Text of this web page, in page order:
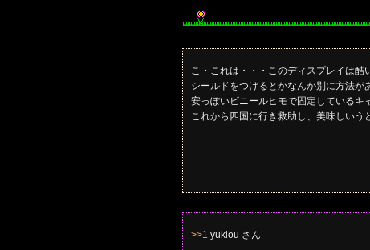
こ・これは・・・このディスプレイは酷
シールドをつけるとかなんか別に方法が
安っぽいビニールヒモで固定しているキ
これから四国に行き救助し、美味しいう
>>1 yukiou さん